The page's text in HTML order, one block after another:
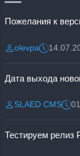
Пожелания к
Разместил:
olevpaДата:
Дата выхода
Разместил:
SLAED CMS